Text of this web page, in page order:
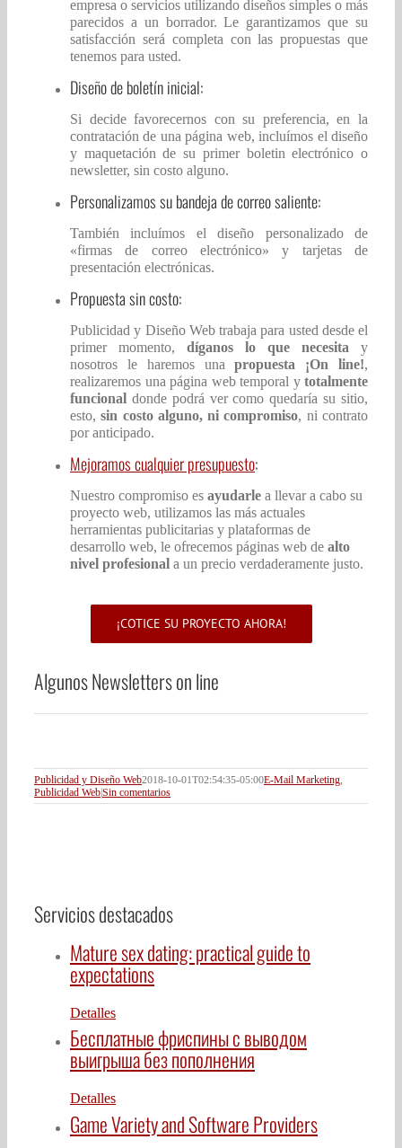
empresa o servicios utilizando diseños simples o más
parecidos a un borrador. Le garantizamos que su
satisfacción será completa con las propuestas que
tenemos para usted.
Diseño de boletín inicial:
Si decide favorecernos con su preferencia, en la
contratación de una página web, incluímos el diseño
y maquetación de su primer boletin electrónico o
newsletter, sin costo alguno.
Personalizamos su bandeja de correo saliente:
También incluímos el diseño personalizado de
«firmas de correo electrónico» y tarjetas de
presentación electrónicas.
Propuesta sin costo:
Publicidad y Diseño Web trabaja para usted desde el
primer momento, díganos lo que necesita y
nosotros le haremos unapropuesta ¡On line!,
realizaremos una página web temporal y totalmente
funcional donde podrá ver como quedaría su sitio,
esto,sin costo alguno, ni compromiso, ni contrato
por anticipado.
Mejoramos cualquier presupuesto:
Nuestro compromiso es ayudarle a llevar a cabo su
proyecto web, utilizamos las más actuales
herramientas publicitarias y plataformas de
desarrollo web, le ofrecemos páginas web de alto
nivel profesional a un precio verdaderamente justo.
¡COTICE SU PROYECTO AHORA!
Algunos Newsletters on line
Publicidad y Diseño Web2018-10-01T02:54:35-05:00E-Mail Marketing,
Publicidad WebSin comentarios
Servicios destacados
Mature sex dating: practical guide to
expectations
Detalles
Бесплатные фриспины с выводом
выигрыша без пополнения
Detalles
Game Variety and Software Providers